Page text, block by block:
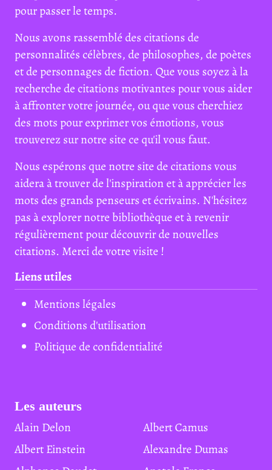
pour passer le temps.
Nous avons rassemblé des citations de
personnalités célèbres, de philosophes, de poètes
et de personnages de fiction. Que vous soyez à la
recherche de citations motivantes pour vous aider
à affronter votre journée, ou que vous cherchiez
des mots pour exprimer vos émotions, vous
trouverez sur notre site ce qu'il vous faut.
Nous espérons que notre site de citations vous
aidera à trouver de l'inspiration et à apprécier les
mots des grands penseurs et écrivains. N'hésitez
pas à explorer notre bibliothèque et à revenir
régulièrement pour découvrir de nouvelles
citations. Merci de votre visite !
Liens utiles
Mentions légales
Conditions d'utilisation
Politique de confidentialité
Les auteurs
Alain Delon
Albert Camus
Albert Einstein
Alexandre Dumas